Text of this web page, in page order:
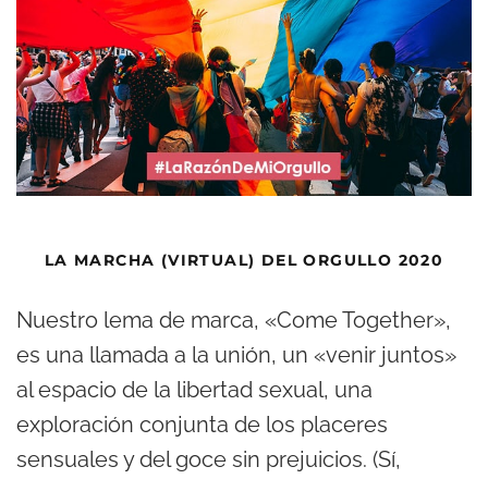
LA MARCHA (VIRTUAL) DEL ORGULLO 2020
Nuestro lema de marca, «Come Together»,
es una llamada a la unión, un «venir juntos»
al espacio de la libertad sexual, una
exploración conjunta de los placeres
sensuales y del goce sin prejuicios. (Sí,